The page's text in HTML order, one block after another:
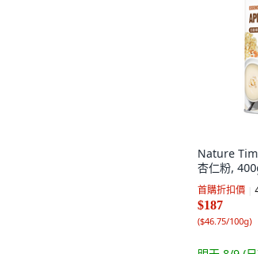
Nature
杏仁粉,
首購折扣價
$187
($46.75/100g)